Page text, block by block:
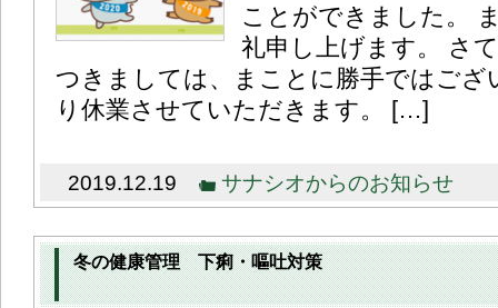
ことができました。
礼申し上げます。 さ
つきましては、まことに勝手ではござ
り休業させていただきます。 […]
2019.12.19 サナシオからのお知らせ
冬の健康管理 下痢・嘔吐対策